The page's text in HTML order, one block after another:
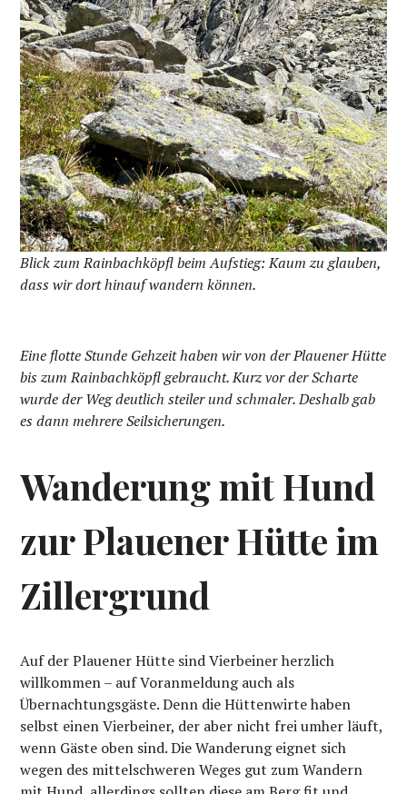
Blick zum Rainbachköpfl beim Aufstieg: Kaum zu glauben,
dass wir dort hinauf wandern können.
Eine flotte Stunde Gehzeit haben wir von der Plauener Hütte
bis zum Rainbachköpfl gebraucht. Kurz vor der Scharte
wurde der Weg deutlich steiler und schmaler. Deshalb gab
es dann mehrere Seilsicherungen.
Wanderung mit Hund
zur Plauener Hütte im
Zillergrund
Auf der Plauener Hütte sind Vierbeiner herzlich
willkommen – auf Voranmeldung auch als
Übernachtungsgäste. Denn die Hüttenwirte haben
selbst einen Vierbeiner, der aber nicht frei umher läuft,
wenn Gäste oben sind. Die Wanderung eignet sich
wegen des mittelschweren Weges gut zum Wandern